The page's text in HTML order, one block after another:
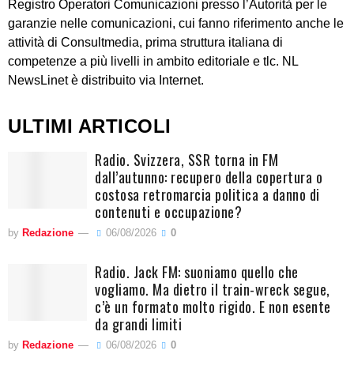
Registro Operatori Comunicazioni presso l’Autorità per le
garanzie nelle comunicazioni, cui fanno riferimento anche le
attività di Consultmedia, prima struttura italiana di
competenze a più livelli in ambito editoriale e tlc. NL
NewsLinet è distribuito via Internet.
ULTIMI ARTICOLI
Radio. Svizzera, SSR torna in FM
dall’autunno: recupero della copertura o
costosa retromarcia politica a danno di
contenuti e occupazione?
by Redazione 06/08/2026 0
Radio. Jack FM: suoniamo quello che
vogliamo. Ma dietro il train-wreck segue,
c’è un formato molto rigido. E non esente
da grandi limiti
by Redazione 06/08/2026 0